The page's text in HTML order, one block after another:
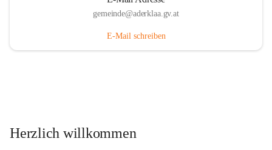
gemeinde@aderklaa.gv.at
E-Mail schreiben
Herzlich willkommen